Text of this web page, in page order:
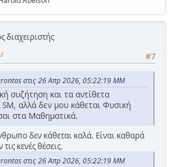
διαχειριστής
#7
στις 26 Απρ 2026, 05:22:19 ΜΜ
συζήτηση και τα αντίθετα
αλλά δεν μου κάθεται Φυσική
στα Μαθηματικά.
δεν κάθεται καλά. Είναι καθαρά
κενές θέσεις.
στις 26 Απρ 2026, 05:22:19 ΜΜ